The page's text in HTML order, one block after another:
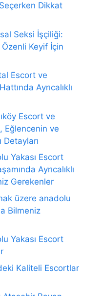
Dikkat
Seksi İşçiliği:
Keyif İçin
Escort ve
Ayrıcalıklı
Escort ve
Eğlencenin ve
Yakası Escort
Ayrıcalıklı
Gerekenler
üzere anadolu
Bilmeniz
Yakası Escort
Kaliteli Escortlar